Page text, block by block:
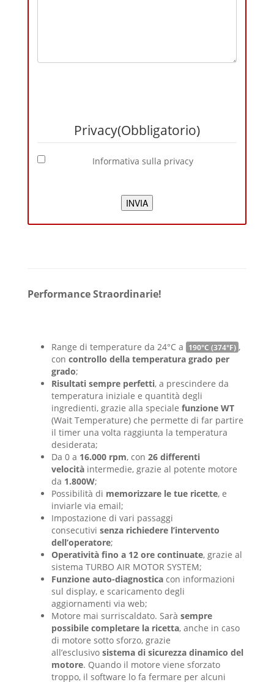
Privacy(Obbligatorio)
Informativa sulla privacy
INVIA
Performance Straordinarie!
Range di temperature da 24°C a 190°C (374°F) ,
con controllo della temperatura grado per
grado;
Risultati sempre perfetti, a prescindere da
temperatura iniziale e quantità degli
ingredienti, grazie alla speciale funzione WT
(Wait Temperature) che permette di far partire
il timer una volta raggiunta la temperatura
desiderata;
Da 0 a 16.000 rpm, con 26 differenti
velocitàintermedie, grazie al potente motore
da 1.800W;
Possibilità di memorizzare le tue ricette, e
inviarle via email;
Impostazione di vari passaggi
consecutivi senza richiedere l’intervento
dell’operatore;
Operatività fino a 12 ore continuate, grazie al
sistema TURBO AIR MOTOR SYSTEM;
Funzione auto-diagnosticacon informazioni
sul display, e scaricamento degli
aggiornamenti via web;
Motore mai surriscaldato. Sarà sempre
possibile completare la ricetta, anche in caso
di motore sotto sforzo, grazie
all’esclusivo sistema di sicurezza dinamico del
motore. Quando il motore viene sforzato
troppo, il software lo fa fermare per alcuni